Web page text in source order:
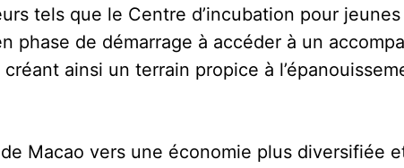
tels que le Centre d’incubation pour
phase de démarrage à accéder à un
ainsi un terrain propice à
Macao vers une économie plus diversifiée